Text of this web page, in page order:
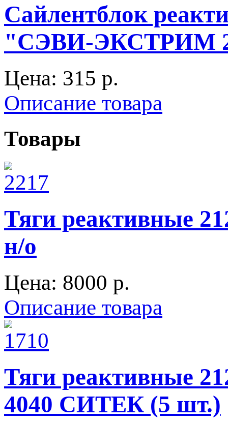
Сайлентблок
"СЭВИ-ЭКСТРИМ
Цена: 315 p.
Описание товара
Товары
Тяги реактивные
н/о
Цена: 8000 p.
Описание товара
Тяги реактивные
4040 СИТЕК (5 шт.)